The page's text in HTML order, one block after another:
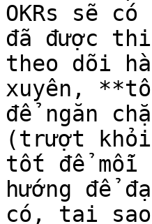
OKRs sẽ
đã được
theo dõi
xuyên,
để ngăn
(trượt khỏi
tốt để mỗi
hướng để
có, tại sao